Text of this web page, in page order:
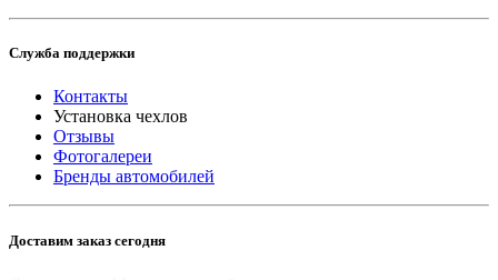
Служба поддержки
Контакты
Установка чехлов
Отзывы
Фотогалереи
Бренды автомобилей
Доставим заказ сегодня